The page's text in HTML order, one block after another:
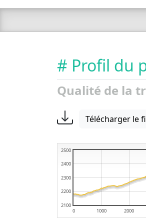
# Profil du
Qualité de la
Télécharger le
0 1000 2000
2100
2200
2300
2400
2500